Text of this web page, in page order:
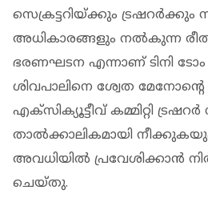
സെക്രട്ടറിയ്ക്കും
അധികാരങ്ങളും നൽകുന്ന
ഭരണഘടന എന്നാണ് ടിനി
ശിവപാലിനെ ശ്വേത
എക്‌സിക്യൂട്ടീവ് കമ്മിറ്റി
താൽക്കാലികമായി
അവധിയിൽ പ്രവേശിക്കാൻ
ചെയ്തു.